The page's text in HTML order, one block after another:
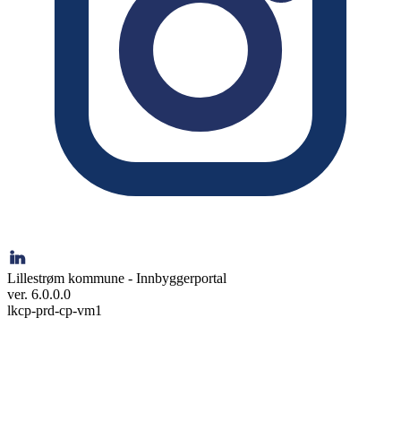
Lillestrøm kommune - Innbyggerportal
ver. 6.0.0.0
lkcp-prd-cp-vm1